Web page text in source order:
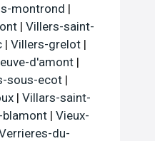
montrond |
| Villers-saint-
| Villers-grelot |
d'amont |
sous-ecot |
| Villars-saint-
| Vieux-
du-